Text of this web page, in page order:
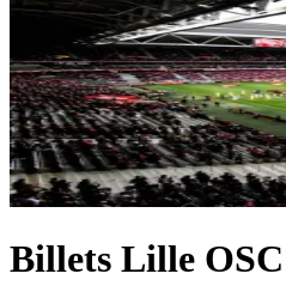
Billets Lille OSC